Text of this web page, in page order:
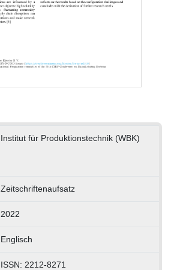
Institut für Produktionstechnik (WBK)
Zeitschriftenaufsatz
2022
Englisch
ISSN: 2212-8271